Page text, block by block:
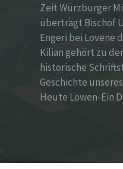
Zeit Würzburger
überträgt Bischof
Engeri bei Lovene
Kilian gehört zu
historische
Geschichte
Heute Löwen-Ein